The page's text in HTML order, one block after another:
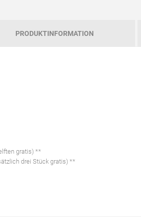
PRODUKTINFORMATION
gratis) **
drei Stück gratis) **